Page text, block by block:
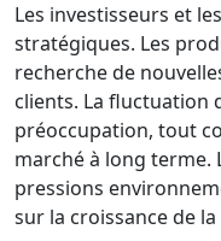
Les investisseurs et
stratégiques. Les
recherche de
clients. La fluctuation
préoccupation, tout
marché à long terme.
pressions
sur la croissance de